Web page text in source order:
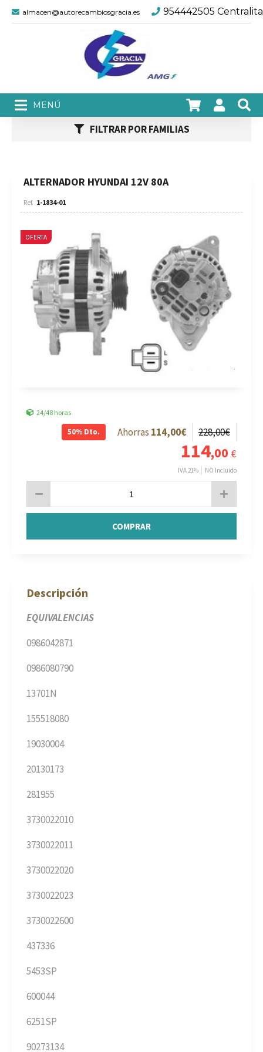
almacen@autorecambiosgracia.es 954442505 Centralita
FILTRAR POR FAMILIAS
ALTERNADOR HYUNDAI 12V 80A
1-1834-01
OFERTA
24/48 horas
50% Dto. 114,00€ 228,00€
114,00 €
IVA 21% NO Incluido
COMPRAR
Descripción
EQUIVALENCIAS
0986042871
0986080790
13701N
155518080
19030004
20130173
281955
3730022010
3730022011
3730022020
3730022023
3730022600
437336
5453SP
600044
6251SP
90273134